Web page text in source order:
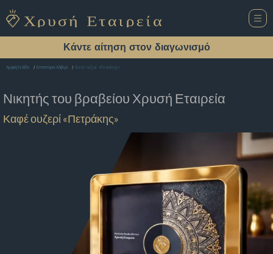
Κάντε αίτηση στον διαγωνισμό
Αρχική Σελίδα Εστιατόριο Αλιβερι Καφέ ουζερί «Πετράκης»
Νικητής του βραβείου Χρυσή Εταιρεία
Καφέ ουζερί «Πετράκης»